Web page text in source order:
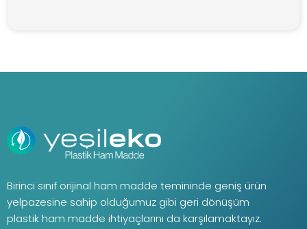
Birinci sınıf orijinal ham madde temininde geniş ürün
yelpazesine sahip olduğumuz gibi geri dönüşüm
plastik ham madde ihtiyaçlarını da karşılamaktayız.